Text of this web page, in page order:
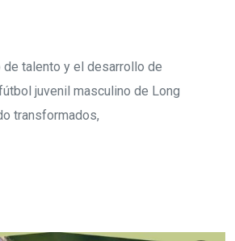
de talento y el desarrollo de
juvenil masculino de Long
transformados,